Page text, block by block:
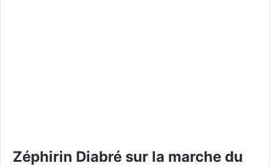
Zéphirin Diabré sur la marche du